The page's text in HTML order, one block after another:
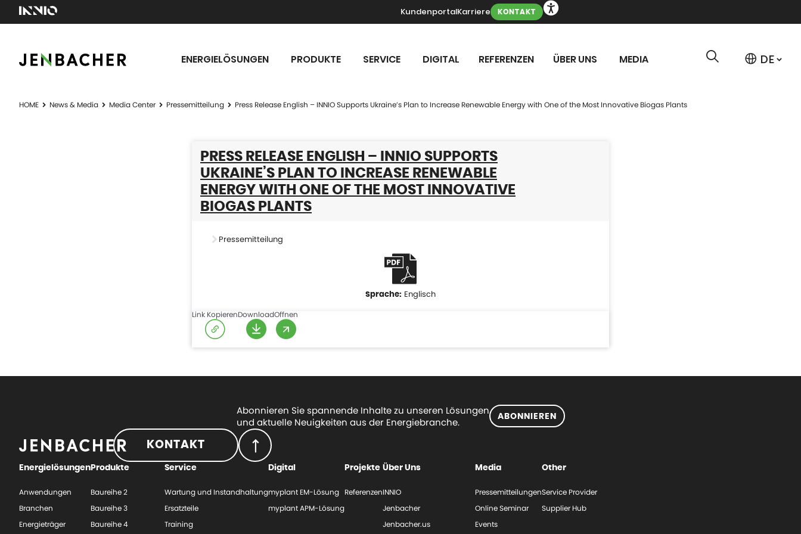
KundenportalKarriere KONTAKT
ENERGIELÖSUNGEN PRODUKTE SERVICE DIGITAL REFERENZEN ÜBER UNS MEDIA
HOME News & Media Media Center Pressemitteilung Press Release English – INNIO Supports Ukraine’s Plan to Increase Renewable Energy with One of the Most Innovative Biogas Plants
PRESS RELEASE ENGLISH – INNIO SUPPORTS
UKRAINE’S PLAN TO INCREASE RENEWABLE
ENERGY WITH ONE OF THE MOST INNOVATIVE
BIOGAS PLANTS
Pressemitteilung
Englisch
Link KopierenDownloadOffnen
Abonnieren Sie spannende Inhalte zu unseren Lösungen
und aktuelle Neuigkeiten aus der Energiebranche.
ABONNIEREN
KONTAKT
Energielösungen
Anwendungen
Branchen
Energieträger
Produkte
Baureihe 2
Baureihe 3
Baureihe 4
Service
Wartung und Instandhaltung
Ersatzteile
Training
Digital
myplant EM-Lösung
myplant APM-Lösung
Projekte
Referenzen
Über Uns
INNIO
Jenbacher
Jenbacher.us
Media
Pressemitteilungen
Online Seminar
Events
Other
Service Provider
Supplier Hub